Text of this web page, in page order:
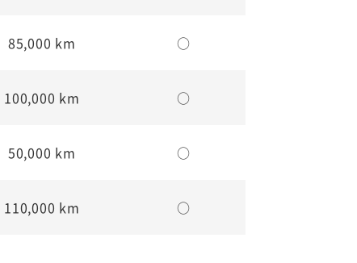
85,000 km ○
100,000 km ○
50,000 km ○
110,000 km ○